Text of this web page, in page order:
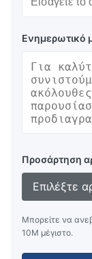
Ενημερωτικό
Προσάρτηση
Επιλέξτε
Μπορείτε να
10M μέγιστο.